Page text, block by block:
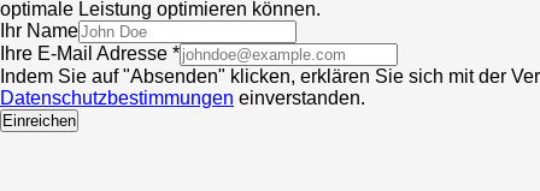
optimale Leistung optimieren können.
Ihr Name
Ihre E-Mail Adresse *
Indem Sie auf "Absenden" klicken, erklären Sie sich mit der
Datenschutzbestimmungen einverstanden.